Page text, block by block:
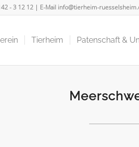
- 3 12 12 | E-Mail info@tierheim-
Tierheim Patenschaft &